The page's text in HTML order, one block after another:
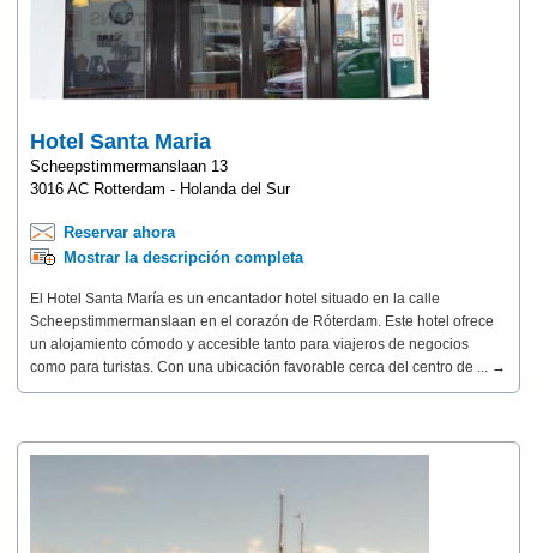
Hotel Santa Maria
Scheepstimmermanslaan 13
3016 AC Rotterdam - Holanda del Sur
Reservar ahora
Mostrar la descripción completa
El Hotel Santa María es un encantador hotel situado en la calle
Scheepstimmermanslaan en el corazón de Róterdam. Este hotel ofrece
un alojamiento cómodo y accesible tanto para viajeros de negocios
como para turistas. Con una ubicación favorable cerca del centro de ... →